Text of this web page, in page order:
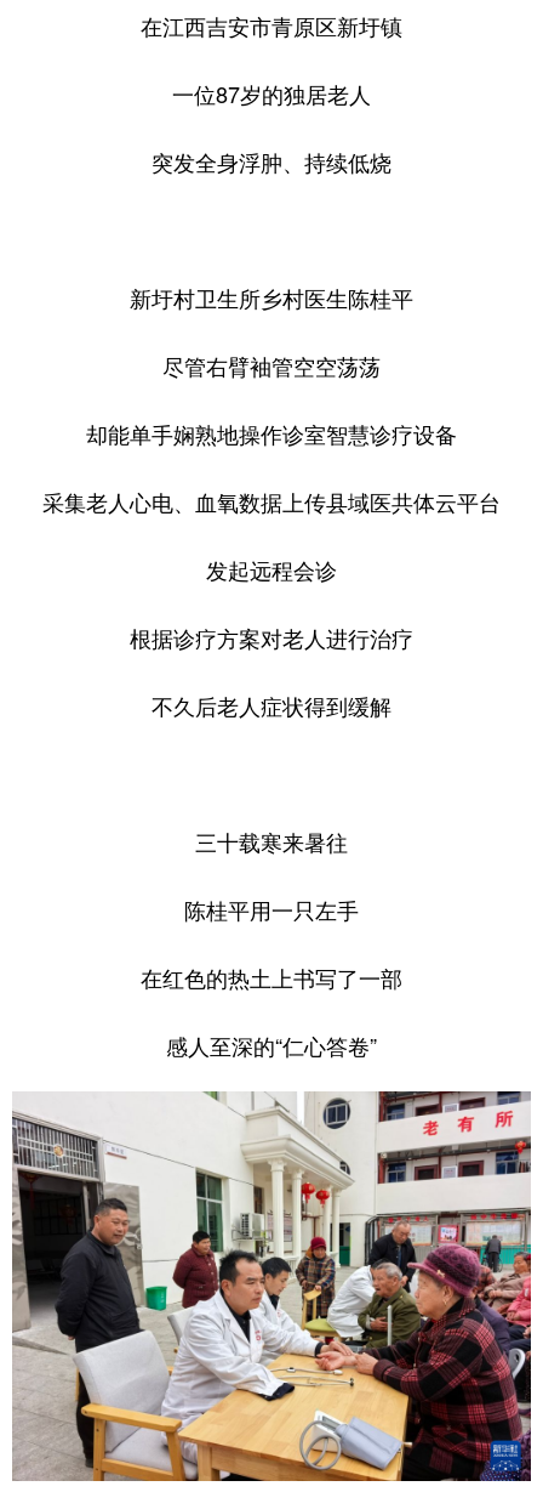
河南 湖北
广西 海南
甘肃 青海
Español Français
Русский язык 日本語 한국어
在江西吉安市青原区新圩镇
一位87岁的独居老人
突发全身浮肿、持续低烧
新圩村卫生所乡村医生陈桂平
尽管右臂袖管空空荡荡
却能单手娴熟地操作诊室智慧诊疗设备
采集老人心电、血氧数据上传县域医共体云平台
发起远程会诊
根据诊疗方案对老人进行治疗
不久后老人症状得到缓解
三十载寒来暑往
陈桂平用一只左手
在红色的热土上书写了一部
感人至深的“仁心答卷”